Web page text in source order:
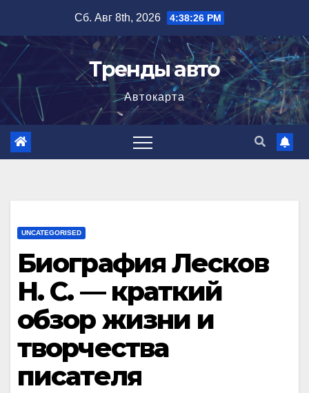
содержимому
Сб. Авг 8th, 2026 4:38:27 PM
Тренды авто
Автокарта
UNCATEGORISED
Биография Лесков
Н. С. — краткий
обзор жизни и
творчества
писателя